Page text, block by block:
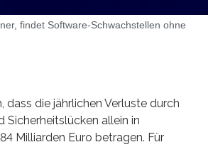
findet Software-Schwachstellen ohne
dass die jährlichen Verluste durch
Sicherheitslücken allein in
Milliarden Euro betragen. Für